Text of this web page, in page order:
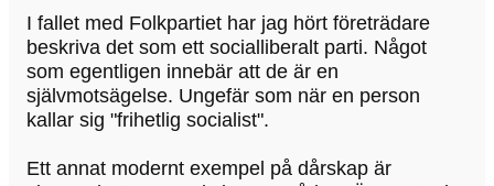
I fallet med Folkpartiet har jag hört företrädare
beskriva det som ett socialliberalt parti. Något
som egentligen innebär att de är en
självmotsägelse. Ungefär som när en person
kallar sig "frihetlig socialist".
Ett annat modernt exempel på dårskap är